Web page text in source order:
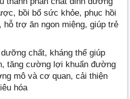
bồi bổ sức khỏe, phục hồi
hỗ trợ ăn ngon miệng, giúp trẻ
chất, kháng thể giúp
tăng cường lợi khuẩn đường
mô và cơ quan, cải thiện
hóa